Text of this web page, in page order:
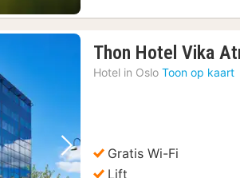
Volgende foto
Thon Hotel Vika
Hotel in Oslo Toon op kaart
Gratis Wi-Fi
Lift